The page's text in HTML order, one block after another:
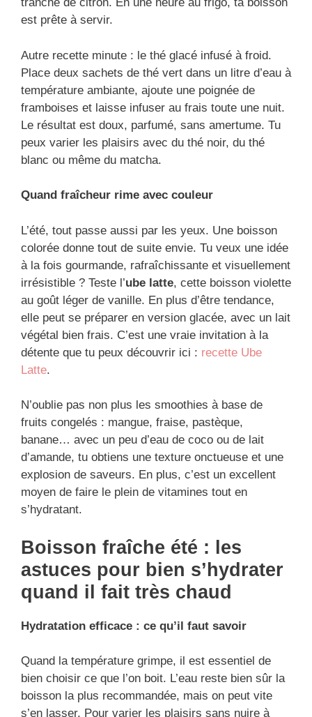
est prête à servir.
Autre recette minute : le thé glacé infusé à froid.
Place deux sachets de thé vert dans un litre d’eau à
température ambiante, ajoute une poignée de
framboises et laisse infuser au frais toute une nuit.
Le résultat est doux, parfumé, sans amertume. Tu
peux varier les plaisirs avec du thé noir, du thé
blanc ou même du matcha.
Quand fraîcheur rime avec couleur
L’été, tout passe aussi par les yeux. Une boisson
colorée donne tout de suite envie. Tu veux une idée
à la fois gourmande, rafraîchissante et visuellement
irrésistible ? Teste l’ube latte, cette boisson violette
au goût léger de vanille. En plus d’être tendance,
elle peut se préparer en version glacée, avec un lait
végétal bien frais. C’est une vraie invitation à la
détente que tu peux découvrir ici : recette Ube
Latte.
N’oublie pas non plus les smoothies à base de
fruits congelés : mangue, fraise, pastèque,
banane… avec un peu d’eau de coco ou de lait
d’amande, tu obtiens une texture onctueuse et une
explosion de saveurs. En plus, c’est un excellent
moyen de faire le plein de vitamines tout en
s’hydratant.
Boisson fraîche été : les
astuces pour bien s’hydrater
quand il fait très chaud
Hydratation efficace : ce qu’il faut savoir
Quand la température grimpe, il est essentiel de
bien choisir ce que l’on boit. L’eau reste bien sûr la
boisson la plus recommandée, mais on peut vite
s’en lasser. Pour varier les plaisirs sans nuire à